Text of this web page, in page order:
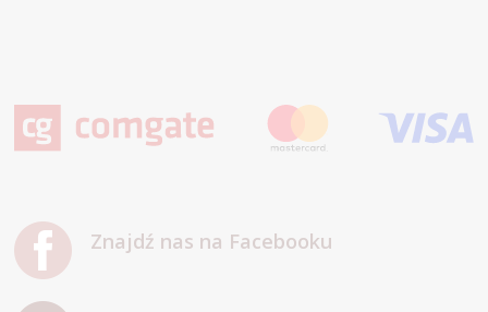
Znajdź nas na Facebooku